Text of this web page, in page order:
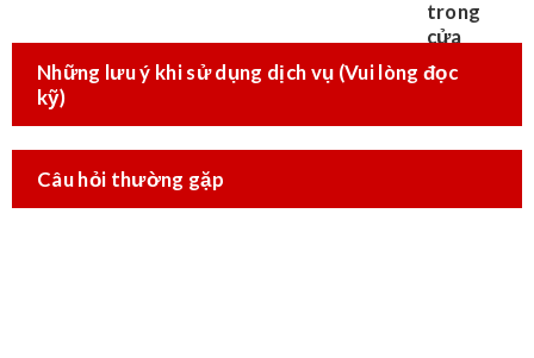
Những lưu ý khi sử dụng dịch vụ (Vui lòng đọc
kỹ)
Câu hỏi thường gặp